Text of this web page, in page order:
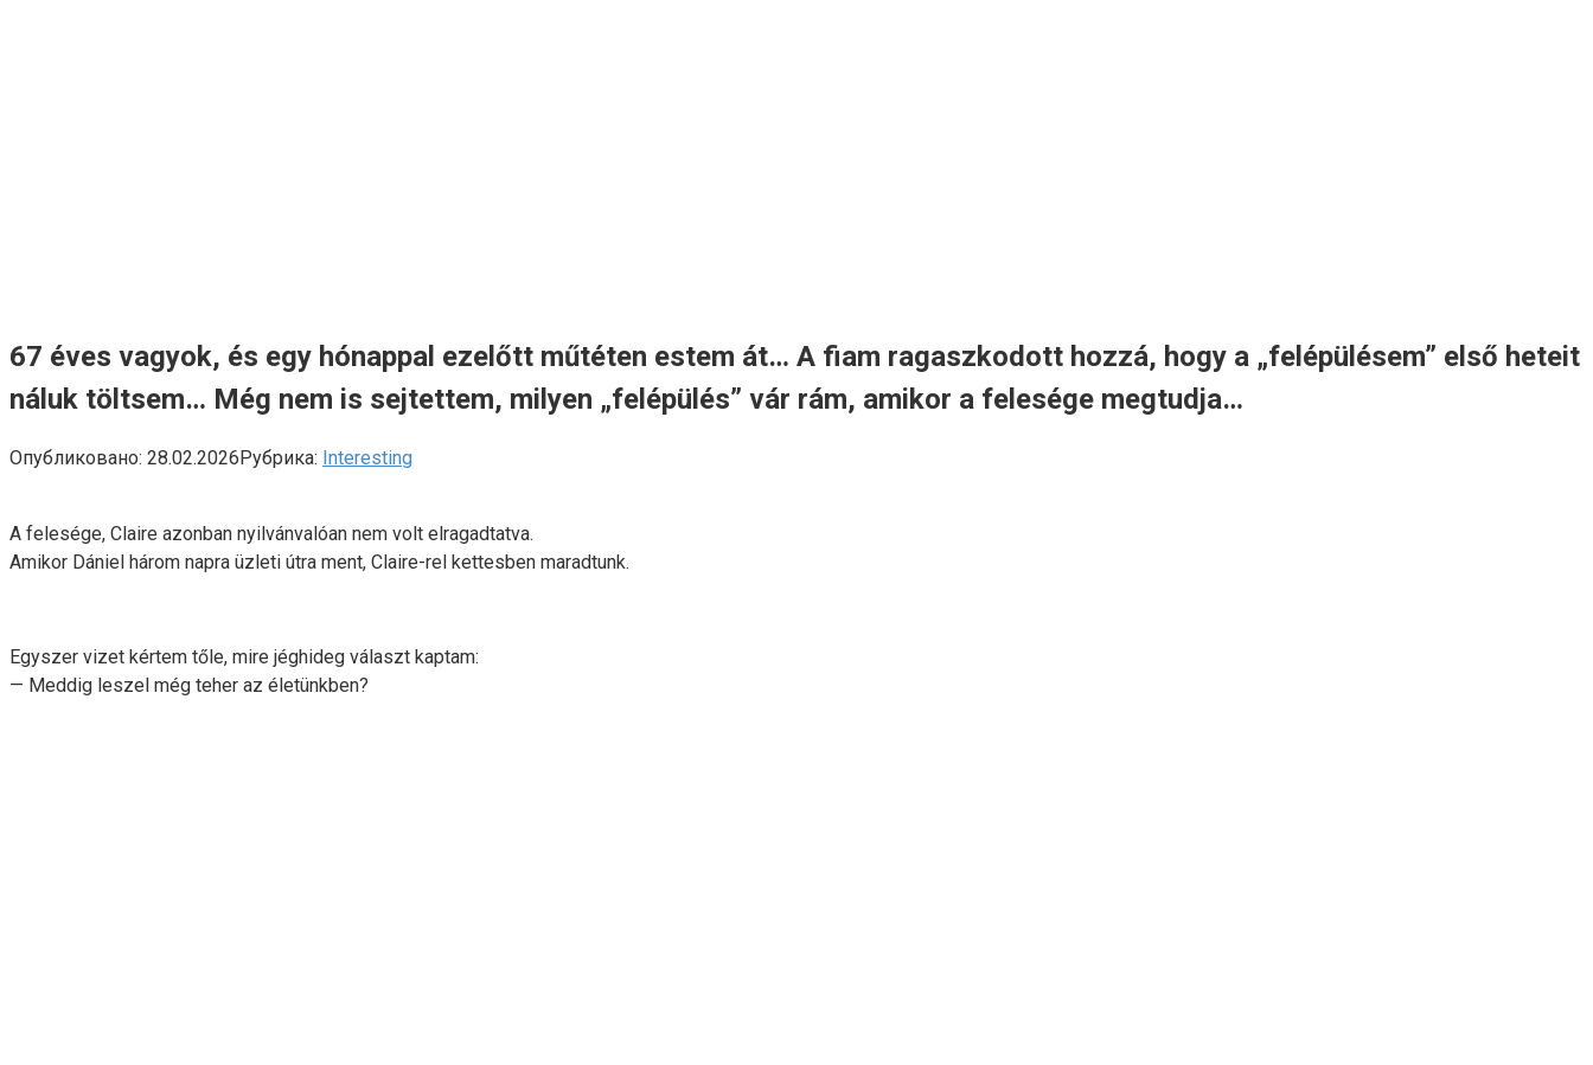
67 éves vagyok, és egy hónappal ezelőtt műtéten estem át… A fiam ragaszkodott hozzá, hogy a „felépülésem” első heteit
náluk töltsem… Még nem is sejtettem, milyen „felépülés” vár rám, amikor a felesége megtudja…
Опубликовано: 28.02.2026Рубрика: Interesting
A felesége, Claire azonban nyilvánvalóan nem volt elragadtatva.
Amikor Dániel három napra üzleti útra ment, Claire-rel kettesben maradtunk.
Egyszer vizet kértem tőle, mire jéghideg választ kaptam:
— Meddig leszel még teher az életünkben?